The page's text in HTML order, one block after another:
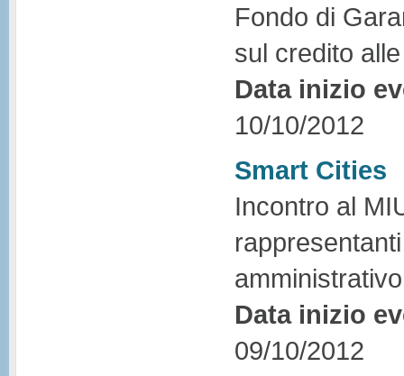
Fondo di
sul credito
Data inizio
10/10/2012
Smart Cities
Incontro al
Data inizio
09/10/2012